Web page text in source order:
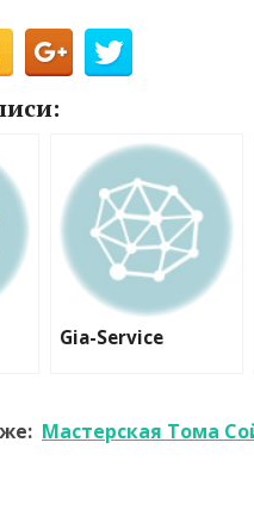
Gia-Service
Мастерская Тома